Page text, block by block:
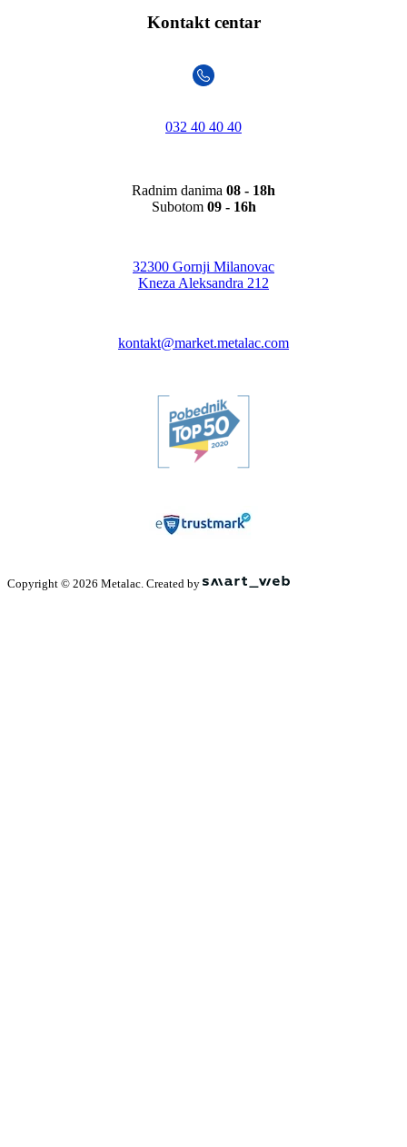
Kontakt centar
032 40 40 40
Radnim danima 08 - 18h
Subotom 09 - 16h
32300 Gornji Milanovac
Kneza Aleksandra 212
kontakt@market.metalac.com
Copyright © 2026 Metalac. Created by